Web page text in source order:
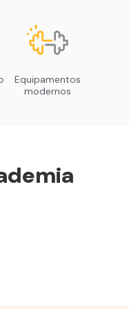
Equipamentos
modernos